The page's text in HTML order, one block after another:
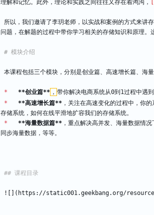
理解和记忆。此外，理论和实践之间往往又存在着鸿沟，
所以，我们邀请了李玥老师，以实战和案例的方式来讲
问题，在解题的过程中带你学习相关的存储知识和原理。
本课程包括三个模块，分别是创业篇、高速增长篇、海量
* **创业篇** ， 带你解决电商系统从0到1过程中遇
*
**高速增长篇** ，关注在高速变化的过程中，你
存储系统，如何在线平滑地扩容我们的存储系统。
*
**海量数据篇** ，重点解决高并发、海量数据情
同步海量数据，等等。
![](https://static001.geekbang.org/resource/